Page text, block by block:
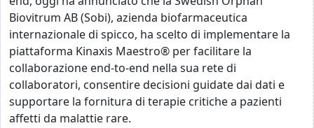
Biovitrum AB (Sobi), azienda biofarmaceutica
internazionale di spicco, ha scelto di implementare la
piattaforma Kinaxis Maestro® per facilitare la
collaborazione end-to-end nella sua rete di
collaboratori, consentire decisioni guidate dai dati e
supportare la fornitura di terapie critiche a pazienti
affetti da malattie rare.